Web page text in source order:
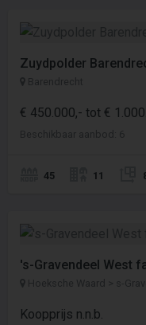
Zuydpolder
Barendrecht
€ 450.000,- tot €
Beschikbaar aanbod: 6
45 11
's-Gravendeel West
Hoeksche Waard > s-
Koopprijs n.n.b.